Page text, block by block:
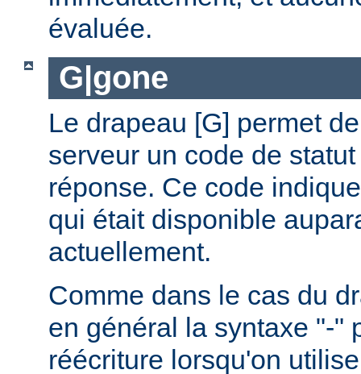
évaluée.
G|gone
Le drapeau [G] permet
serveur un code de
réponse. Ce code
qui était disponible
actuellement.
Comme dans le cas du
en général la syntaxe "-"
réécriture lorsqu'on